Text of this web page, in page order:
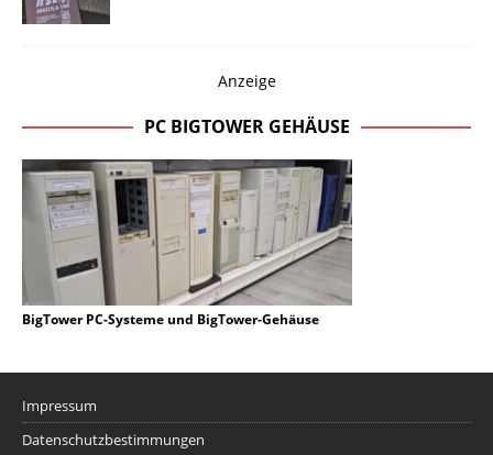
Anzeige
PC BIGTOWER GEHÄUSE
BigTower PC-Systeme und BigTower-Gehäuse
Impressum
Datenschutzbestimmungen